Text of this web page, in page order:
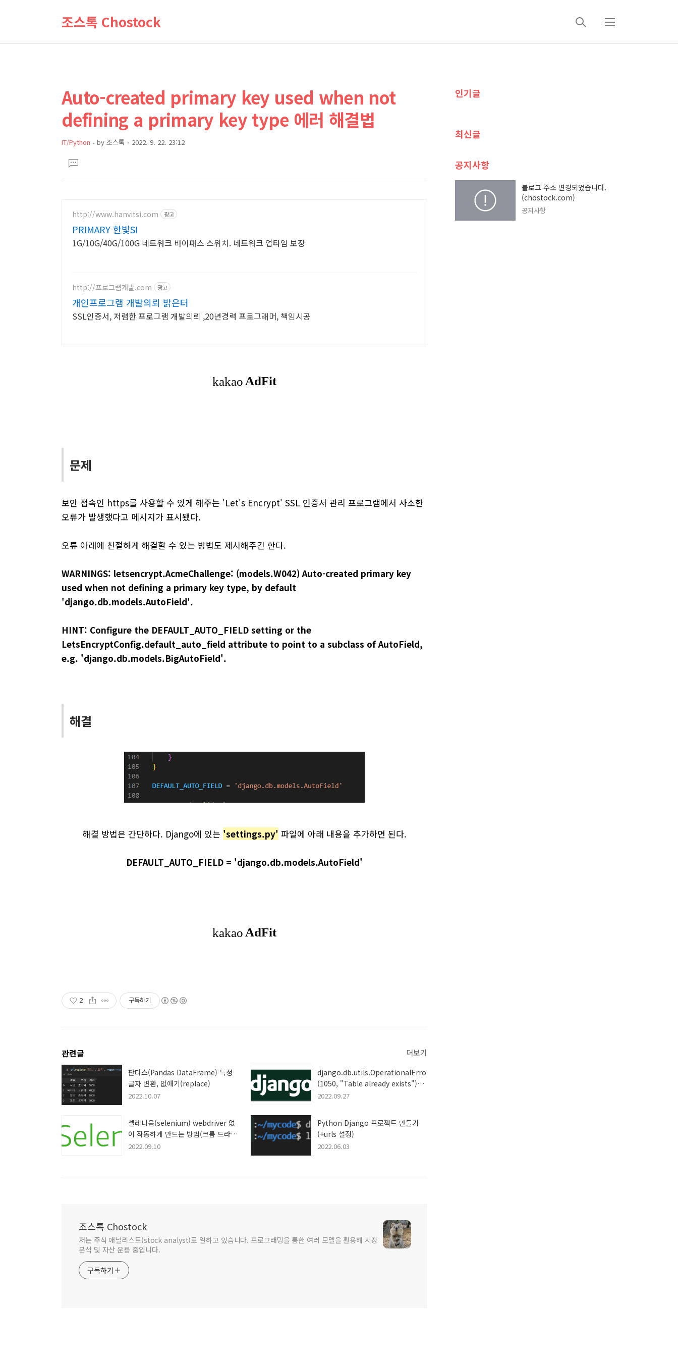
조스톡 Chostock
검
메
상
세
컨
텐
본
문
제
목
Auto-created primary key used when not
defining a primary key type 에러 해결법
IT/Python by 조스톡 2022. 9. 22. 23:12
문댓
글
http://www.hanvitsi.com 광고
PRIMARY 한빛SI
1G/10G/40G/100G 네트워크 바이패스 스위치. 네트워크 업타임 보장
http://프로그램개발.com 광고
개인프로그램 개발의뢰 밝은터
SSL인증서, 저렴한 프로그램 개발의뢰 ,20년경력 프로그래머, 책임시공
문제
보안 접속인 https를 사용할 수 있게 해주는 'Let's Encrypt' SSL 인증서 관리 프로그램에서 사소한
오류가 발생했다고 메시지가 표시됐다.
오류 아래에 친절하게 해결할 수 있는 방법도 제시해주긴 한다.
WARNINGS: letsencrypt.AcmeChallenge: (models.W042) Auto-created primary key
used when not defining a primary key type, by default
'django.db.models.AutoField'.
HINT: Configure the DEFAULT_AUTO_FIELD setting or the
LetsEncryptConfig.default_auto_field attribute to point to a subclass of AutoField,
e.g. 'django.db.models.BigAutoField'.
해결
해결 방법은 간단하다. Django에 있는 'settings.py' 파일에 아래 내용을 추가하면 된다.
DEFAULT_AUTO_FIELD = 'django.db.models.AutoField'
2 구독하기
관련글 더보기
판다스(Pandas DataFrame) 특정
글자 변환, 없애기(replace)
2022.10.07
django.db.utils.OperationalError:
(1050, "Table already exists")
migrate 오류 해결법
2022.09.27
셀레니움(selenium) webdriver 없
이 작동하게 만드는 방법(크롬 드라
이버)
2022.09.10
Python Django 프로젝트 만들기
(+urls 설정)
2022.06.03
조스톡 Chostock
저는 주식 애널리스트(stock analyst)로 일하고 있습니다. 프로그래밍을 통한 여러 모델을 활용해 시장
분석 및 자산 운용 중입니다.
구독하기
추
보
인기글
최신글
공지사항
블로그 주소 변경되었습니다.
(chostock.com)
공지사항